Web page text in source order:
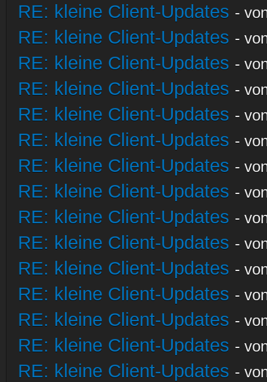
RE: kleine Client-Updates -
RE: kleine Client-Updates -
RE: kleine Client-Updates -
RE: kleine Client-Updates -
RE: kleine Client-Updates -
RE: kleine Client-Updates -
RE: kleine Client-Updates -
RE: kleine Client-Updates -
RE: kleine Client-Updates -
RE: kleine Client-Updates -
RE: kleine Client-Updates -
RE: kleine Client-Updates -
RE: kleine Client-Updates -
RE: kleine Client-Updates -
RE: kleine Client-Updates -